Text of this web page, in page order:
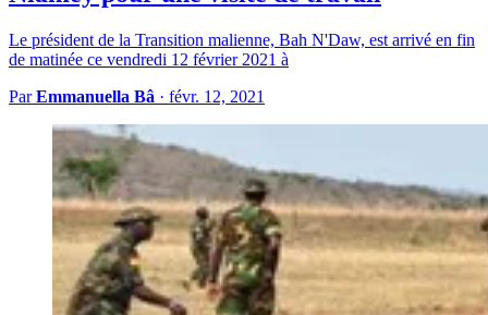
Le président de la Transition malienne, Bah N'Daw, est arrivé en fin
de matinée ce vendredi 12 février 2021 à
ParEmmanuella Bâ · févr. 12, 2021